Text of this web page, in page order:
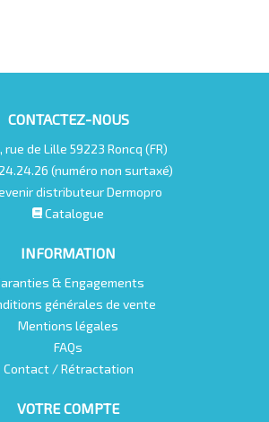
CONTACTEZ-NOUS
rue de Lille 59223 Roncq (FR)
(numéro non surtaxé)
distributeur Dermopro
Catalogue
INFORMATION
& Engagements
générales de vente
Mentions légales
FAQs
Contact / Rétractation
VOTRE COMPTE